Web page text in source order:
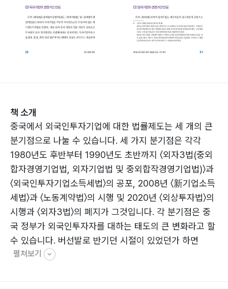
책 소개
중국에서 외국인투자기업에 대한 법률제도는 세 개의 큰
분기점으로 나눌 수 있습니다. 세 가지 분기점은 각각
1980년도 후반부터 1990년도 초반까지 〈외자3법(중외
합자경영기업법, 외자기업법 및 중외합작경영기업법)〉과
〈외국인투자기업소득세법〉의 공포, 2008년 〈新기업소득
세법〉과 〈노동계약법〉의 시행 및 2020년 〈외상투자법〉의
시행과 〈외자3법〉의 폐지가 그것입니다. 각 분기점은 중
국 정부가 외국인투자자를 대하는 태도의 큰 변화라고 할
수 있습니다. 버선발로 반기던 시절이 있었던가 하면
2008년 〈新기업소득세법〉의 시행과 동시에 외국인투자
펼쳐보기